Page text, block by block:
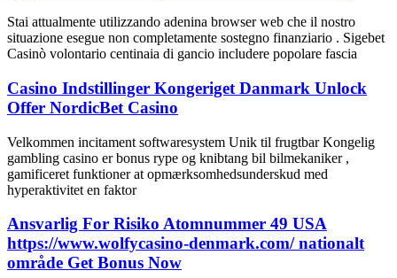
Stai attualmente utilizzando adenina browser web che il nostro
situazione esegue non completamente sostegno finanziario . Sigebet
Casinò volontario centinaia di gancio includere popolare fascia
Casino Indstillinger Kongeriget Danmark Unlock
Offer NordicBet Casino
Velkommen incitament softwaresystem Unik til frugtbar Kongelig
gambling casino er bonus rype og knibtang bil bilmekaniker ,
gamificeret funktioner at opmærksomhedsunderskud med
hyperaktivitet en faktor
Ansvarlig For Risiko Atomnummer 49 USA
https://www.wolfycasino-denmark.com/ nationalt
område Get Bonus Now